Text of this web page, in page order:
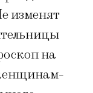
изменят
на